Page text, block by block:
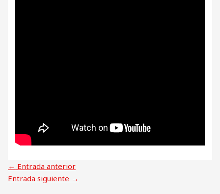
← Entrada anterior
Entrada siguiente →